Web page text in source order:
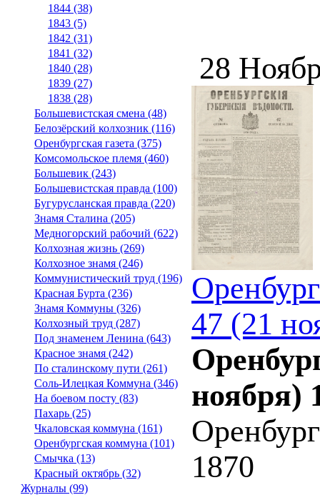
1844 (38)
1843 (5)
1842 (31)
1841 (32)
1840 (28)
1839 (27)
1838 (28)
Большевистская смена (48)
Белозёрский колхозник (116)
Оренбургская газета (375)
Комсомольское племя (460)
Большевик (243)
Большевистская правда (100)
Бугурусланская правда (220)
Знамя Сталина (205)
Медногорский рабочий (622)
Колхозная жизнь (269)
Колхозное знамя (246)
Коммунистический труд (196)
Красная Бурта (236)
Знамя Коммуны (326)
Колхозный труд (287)
Под знаменем Ленина (643)
Красное знамя (242)
По сталинскому пути (261)
Соль-Илецкая Коммуна (346)
На боевом посту (83)
Пахарь (25)
Чкаловская коммуна (161)
Оренбургская коммуна (101)
Смычка (13)
Красный октябрь (32)
Журналы (99)
28
47 (21
ноября)
1870